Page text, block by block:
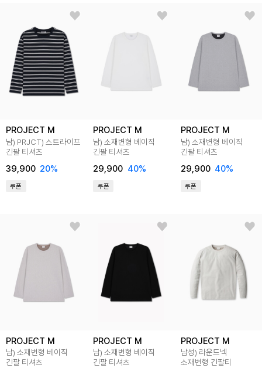
PROJECT M
남) PRJCT) 스트라이프
긴팔 티셔츠
39,900 20%
쿠폰
PROJECT M
남) 소재변형 베이직
긴팔 티셔츠
29,900 40%
쿠폰
PROJECT M
남) 소재변형 베이직
긴팔 티셔츠
29,900 40%
쿠폰
PROJECT M
남) 소재변형 베이직
긴팔 티셔츠
PROJECT M
남) 소재변형 베이직
긴팔 티셔츠
PROJECT M
남성) 라운드넥
소재변형 긴팔티